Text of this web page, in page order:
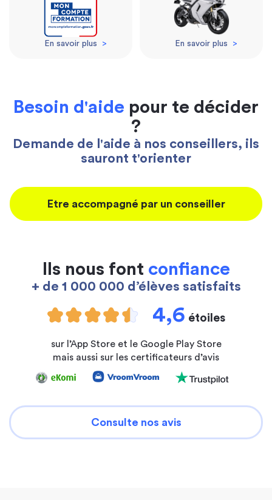
En savoir plus > En savoir plus >
Besoin d'aide pour te décider
?
Demande de l'aide à nos conseillers, ils
sauront t'orienter
Etre accompagné par un conseiller
Ils nous font confiance
+ de 1 000 000 d’élèves satisfaits
4,6 étoiles
sur l’App Store et le Google Play Store
mais aussi sur les certificateurs d’avis
Consulte nos avis